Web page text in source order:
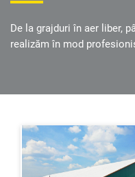
De la grajduri în aer liber,
realizăm în mod